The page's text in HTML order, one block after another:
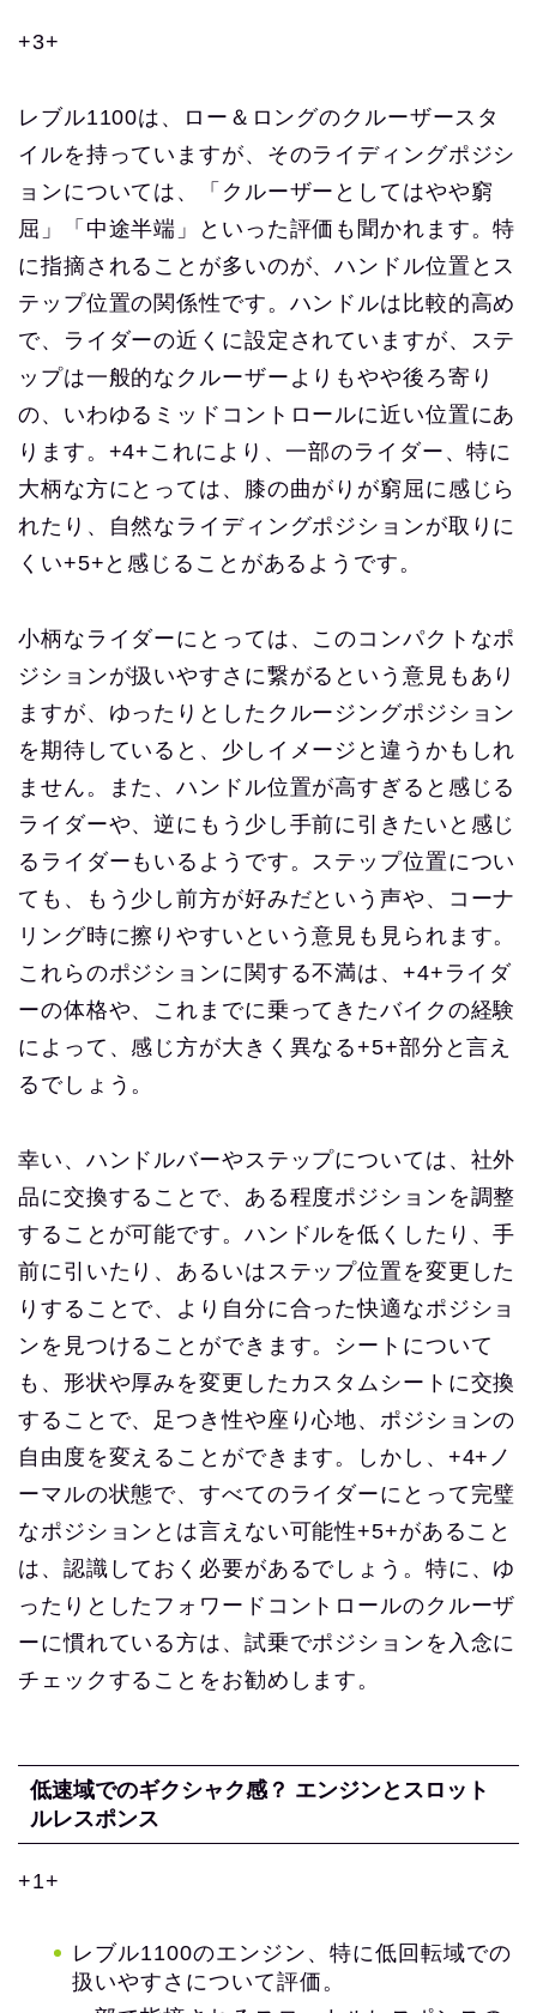
+3+
レブル1100は、ロー＆ロングのクルーザースタ
イルを持っていますが、そのライディングポジシ
ョンについては、「クルーザーとしてはやや窮
屈」「中途半端」といった評価も聞かれます。特
に指摘されることが多いのが、ハンドル位置とス
テップ位置の関係性です。ハンドルは比較的高め
で、ライダーの近くに設定されていますが、ステ
ップは一般的なクルーザーよりもやや後ろ寄り
の、いわゆるミッドコントロールに近い位置にあ
ります。+4+これにより、一部のライダー、特に
大柄な方にとっては、膝の曲がりが窮屈に感じら
れたり、自然なライディングポジションが取りに
くい+5+と感じることがあるようです。
小柄なライダーにとっては、このコンパクトなポ
ジションが扱いやすさに繋がるという意見もあり
ますが、ゆったりとしたクルージングポジション
を期待していると、少しイメージと違うかもしれ
ません。また、ハンドル位置が高すぎると感じる
ライダーや、逆にもう少し手前に引きたいと感じ
るライダーもいるようです。ステップ位置につい
ても、もう少し前方が好みだという声や、コーナ
リング時に擦りやすいという意見も見られます。
これらのポジションに関する不満は、+4+ライダ
ーの体格や、これまでに乗ってきたバイクの経験
によって、感じ方が大きく異なる+5+部分と言え
るでしょう。
幸い、ハンドルバーやステップについては、社外
品に交換することで、ある程度ポジションを調整
することが可能です。ハンドルを低くしたり、手
前に引いたり、あるいはステップ位置を変更した
りすることで、より自分に合った快適なポジショ
ンを見つけることができます。シートについて
も、形状や厚みを変更したカスタムシートに交換
することで、足つき性や座り心地、ポジションの
自由度を変えることができます。しかし、+4+ノ
ーマルの状態で、すべてのライダーにとって完璧
なポジションとは言えない可能性+5+があること
は、認識しておく必要があるでしょう。特に、ゆ
ったりとしたフォワードコントロールのクルーザ
ーに慣れている方は、試乗でポジションを入念に
チェックすることをお勧めします。
低速域でのギクシャク感？ エンジンとスロット
ルレスポンス
+1+
レブル1100のエンジン、特に低回転域での
扱いやすさについて評価。